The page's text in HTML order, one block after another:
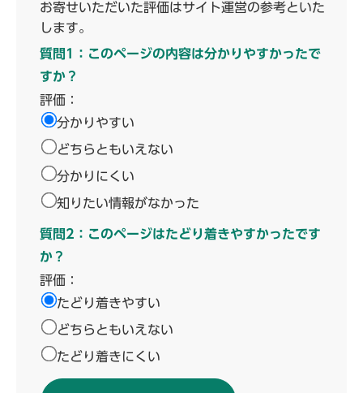
お寄せいただいた評価はサイト運営の参考といた
します。
質問1：このページの内容は分かりやすかったで
すか？
評価：
分かりやすい
どちらともいえない
分かりにくい
知りたい情報がなかった
質問2：このページはたどり着きやすかったです
か？
評価：
たどり着きやすい
どちらともいえない
たどり着きにくい